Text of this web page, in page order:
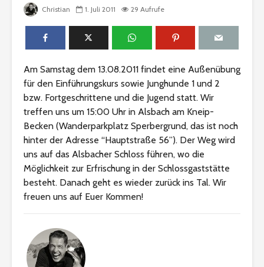
Christian 1. Juli 2011 29 Aufrufe
Am Samstag dem 13.08.2011 findet eine Außenübung
für den Einführungskurs sowie Junghunde 1 und 2
bzw. Fortgeschrittene und die Jugend statt. Wir
treffen uns um 15:00 Uhr in Alsbach am Kneip-
Becken (Wanderparkplatz Sperbergrund, das ist noch
hinter der Adresse “Hauptstraße 56”). Der Weg wird
uns auf das Alsbacher Schloss führen, wo die
Möglichkeit zur Erfrischung in der Schlossgaststätte
besteht. Danach geht es wieder zurück ins Tal. Wir
freuen uns auf Euer Kommen!